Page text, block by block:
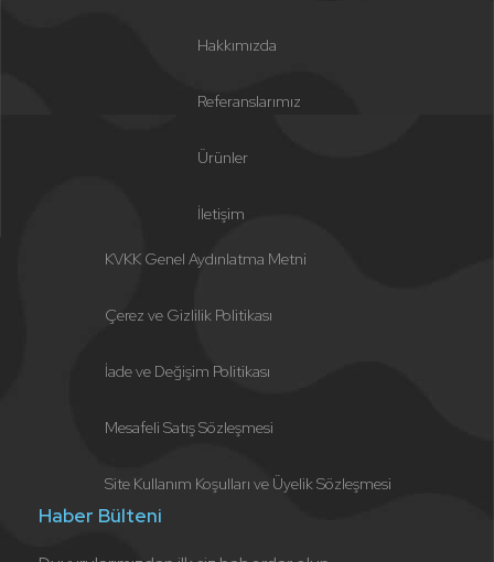
Hakkımızda
Referanslarımız
Ürünler
İletişim
KVKK Genel Aydınlatma Metni
Çerez ve Gizlilik Politikası
İade ve Değişim Politikası
Mesafeli Satış Sözleşmesi
Site Kullanım Koşulları ve Üyelik Sözleşmesi
Haber Bülteni